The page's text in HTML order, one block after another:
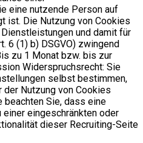
eine nutzende Person auf
ist. Die Nutzung von Cookies
und damit für
6 (1) b) DSGVO) zwingend
zu 1 Monat bzw. bis zur
Widerspruchsrecht: Sie
selbst bestimmen,
Nutzung von Cookies
beachten Sie, dass eine
eingeschränkten oder
dieser Recruiting-Seite